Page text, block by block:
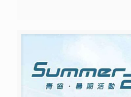
programme encourages young
challenges, we will be encouraging